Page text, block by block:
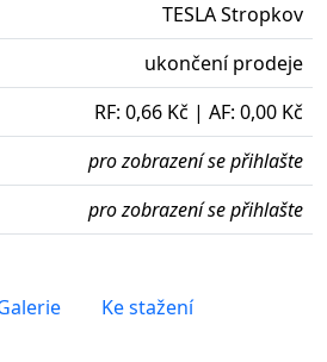
TESLA Stropkov
ukončení prodeje
RF: 0,66 Kč | AF: 0,00 Kč
pro zobrazení se přihlašte
pro zobrazení se přihlašte
Ke stažení